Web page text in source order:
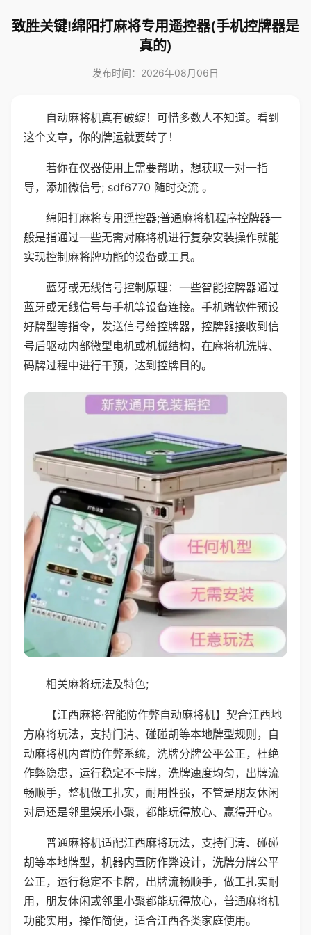
致胜关键!绵阳打麻将专用遥控器(手机控牌器是
真的)
发布时间：2026年08月06日
自动麻将机真有破绽！可惜多数人不知道。看到
这个文章，你的牌运就要转了！
若你在仪器使用上需要帮助，想获取一对一指
导，添加微信号; sdf6770 随时交流 。
绵阳打麻将专用遥控器;普通麻将机程序控牌器一
般是指通过一些无需对麻将机进行复杂安装操作就能
实现控制麻将牌功能的设备或工具。
蓝牙或无线信号控制原理：一些智能控牌器通过
蓝牙或无线信号与手机等设备连接。手机端软件预设
好牌型等指令，发送信号给控牌器，控牌器接收到信
号后驱动内部微型电机或机械结构，在麻将机洗牌、
码牌过程中进行干预，达到控牌目的。
相关麻将玩法及特色;
【江西麻将·智能防作弊自动麻将机】契合江西地
方麻将玩法，支持门清、碰碰胡等本地牌型规则，自
动麻将机内置防作弊系统，洗牌分牌公平公正，杜绝
作弊隐患，运行稳定不卡牌，洗牌速度均匀，出牌流
畅顺手，整机做工扎实，耐用性强，不管是朋友休闲
对局还是邻里娱乐小聚，都能玩得放心、赢得开心。
普通麻将机适配江西麻将玩法，支持门清、碰碰
胡等本地牌型，机器内置防作弊设计，洗牌分牌公平
公正，运行稳定不卡牌，出牌流畅顺手，做工扎实耐
用，朋友休闲或邻里小聚都能玩得放心，普通麻将机
功能实用，操作简便，适合江西各类家庭使用。